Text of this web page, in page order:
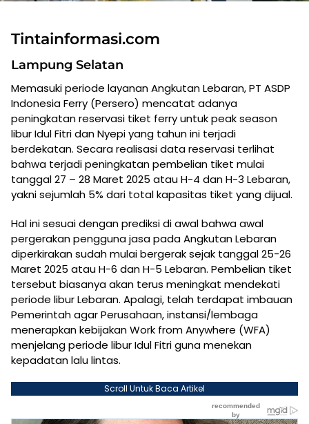
Tintainformasi.com
Lampung Selatan
Memasuki periode layanan Angkutan Lebaran, PT ASDP
Indonesia Ferry (Persero) mencatat adanya
peningkatan reservasi tiket ferry untuk peak season
libur Idul Fitri dan Nyepi yang tahun ini terjadi
berdekatan. Secara realisasi data reservasi terlihat
bahwa terjadi peningkatan pembelian tiket mulai
tanggal 27 – 28 Maret 2025 atau H-4 dan H-3 Lebaran,
yakni sejumlah 5% dari total kapasitas tiket yang dijual.
Hal ini sesuai dengan prediksi di awal bahwa awal
pergerakan pengguna jasa pada Angkutan Lebaran
diperkirakan sudah mulai bergerak sejak tanggal 25-26
Maret 2025 atau H-6 dan H-5 Lebaran. Pembelian tiket
tersebut biasanya akan terus meningkat mendekati
periode libur Lebaran. Apalagi, telah terdapat imbauan
Pemerintah agar Perusahaan, instansi/lembaga
menerapkan kebijakan Work from Anywhere (WFA)
menjelang periode libur Idul Fitri guna menekan
kepadatan lalu lintas.
Scroll Untuk Baca Artikel